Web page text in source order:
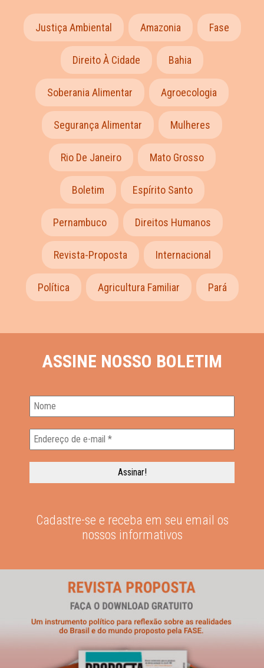
Justiça Ambiental Amazonia Fase
Direito À Cidade Bahia
Soberania Alimentar Agroecologia
Segurança Alimentar Mulheres
Rio De Janeiro Mato Grosso
Boletim Espírito Santo
Pernambuco Direitos Humanos
Revista-Proposta Internacional
Política Agricultura Familiar Pará
ASSINE NOSSO BOLETIM
Cadastre-se e receba em seu email os
nossos informativos